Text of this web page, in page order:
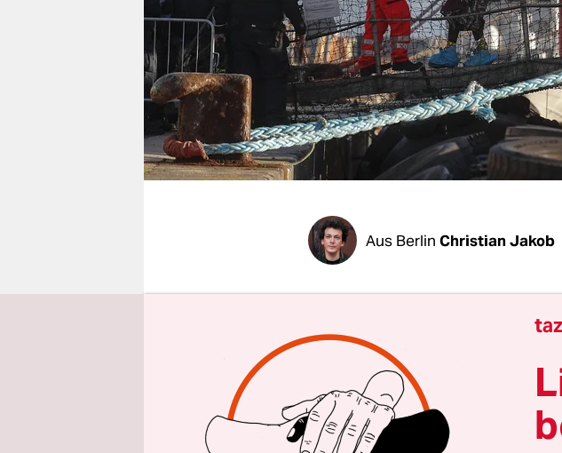
veranstaltungen
shop
fragen & hilfe
unterstützen
abo
genossenschaft
Aus Berlin Christian Jakob
Die italienische Regierung hat
Seenotrettungs-NGOs
Vereins Sea-Eye, die im
Tage festgesetzt wurde. Dies
Schiff nach der Rettung von 17
Rettungszone 32 weitere
taz